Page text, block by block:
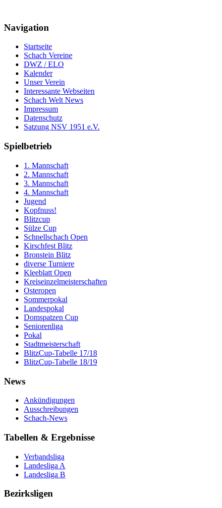
Navigation
Startseite
Schach Vereine
DWZ / ELO
Kalender
Unser Verein
Interessante Webseiten
Schach Welt News
Impressum
Datenschutz
Satzung NSV 1951 e.V.
Spielbetrieb
1. Mannschaft
2. Mannschaft
3. Mannschaft
4. Mannschaft
Jugend
Kopfnuss!
Blitzcup
Sülze Cup
Schnellschach Open
Kirschfest Blitz
Bronstein Blitz
diverse Turniere
Kleeblatt Open
Kreiseinzelmeisterschaften
Osteropen
Sommerpokal
Landespokal
Domspatzen Cup
Seniorenliga
Pokal
Stadtmeisterschaft
BlitzCup-Tabelle 17/18
BlitzCup-Tabelle 18/19
News
Ankündigungen
Ausschreibungen
Schach-News
Tabellen & Ergebnisse
Verbandsliga
Landesliga A
Landesliga B
Bezirksligen